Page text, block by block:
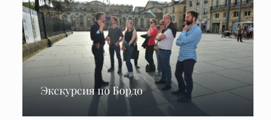
Экскурсия по Бордо